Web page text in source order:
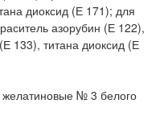
диоксид (Е 171); для
азорубин (Е 122),
133), титана диоксид (Е
желатиновые № 3 белого